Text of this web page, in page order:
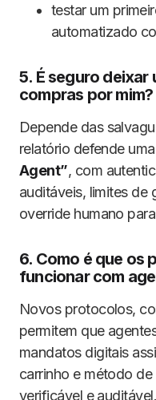
testar um
automatizado
5. É seguro deixar
compras por mim?
Depende das
relatório defende
Agent”, com
auditáveis, limites de
override humano
6. Como é que os
funcionar com
Novos protocolos,
permitem que
mandatos digitais
carrinho e método
verificável e